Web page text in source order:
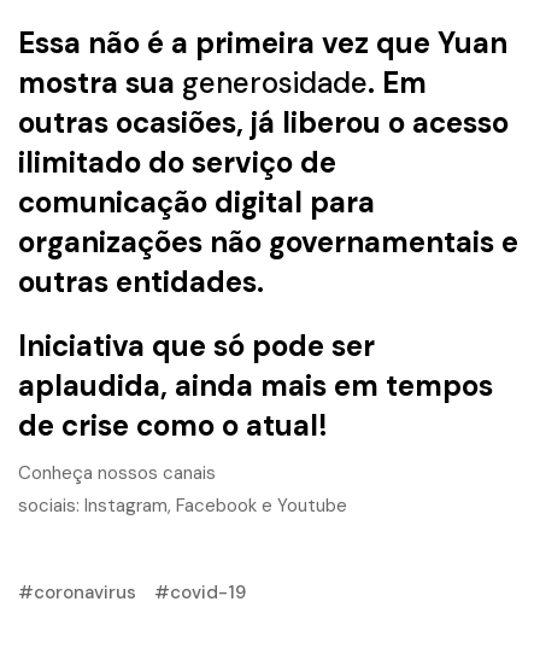
Essa não é a primeira vez que Yuan
mostra sua generosidade. Em
outras ocasiões, já liberou o acesso
ilimitado do serviço de
comunicação digital para
organizações não governamentais e
outras entidades.
Iniciativa que só pode ser
aplaudida, ainda mais em tempos
de crise como o atual!
Conheça nossos canais
sociais: Instagram, Facebook e Youtube
coronavirus covid-19